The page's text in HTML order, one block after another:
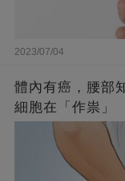
2023/07/04
體內有癌，腰部
細胞在「作祟」